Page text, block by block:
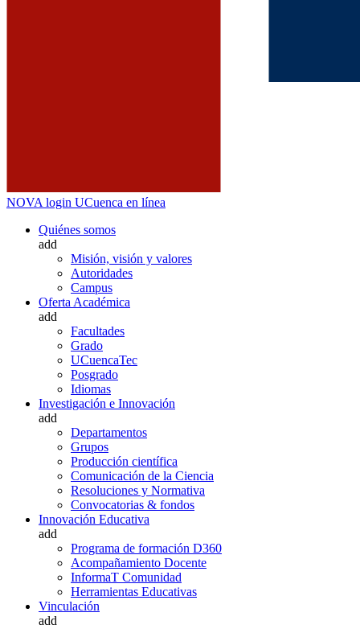
NOVA login UCuenca en línea
Quiénes somos
add
Misión, visión y valores
Autoridades
Campus
Oferta Académica
add
Facultades
Grado
UCuencaTec
Posgrado
Idiomas
Investigación e Innovación
add
Departamentos
Grupos
Producción científica
Comunicación de la Ciencia
Resoluciones y Normativa
Convocatorias & fondos
Innovación Educativa
add
Programa de formación D360
Acompañamiento Docente
InformaT Comunidad
Herramientas Educativas
Vinculación
add